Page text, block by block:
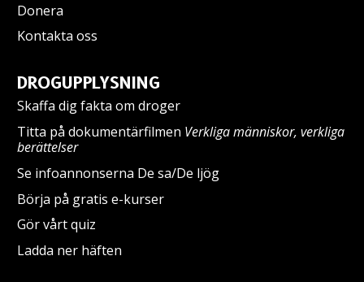
Donera
Kontakta oss
DROGUPPLYSNING
Skaffa dig fakta om droger
Titta på dokumentärfilmen Verkliga människor, verkliga
berättelser
Se infoannonserna De sa/De ljög
Börja på gratis e-kurser
Gör vårt quiz
Ladda ner häften